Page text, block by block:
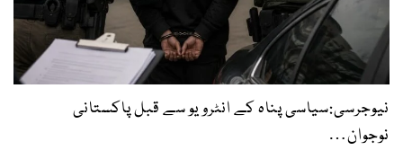
نیوجرسی:سیاسی پناہ کے انٹرویو سے قبل پاکستانی
نوجوان…